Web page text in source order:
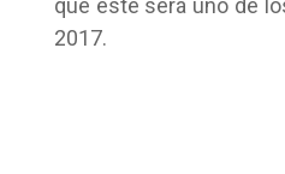
que este será uno de
2017.